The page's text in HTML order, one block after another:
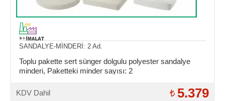
SANDALYE-MİNDERİ: 2 Ad.
Toplu pakette sert sünger dolgulu polyester sandalye
minderi, Paketteki minder sayısı: 2
KDV Dahil 5.379